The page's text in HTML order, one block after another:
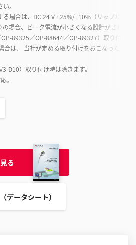
。
場合は、DC 24 V +25%/−10%（リップル含む
場合、ピーク電流が小さくなる設計がされて
89325／OP-88644／OP-89327）取り付け時
は、 当社が定める取り付けをおこなったう
D10）取り付け時は除きます。
。
る
データシート）